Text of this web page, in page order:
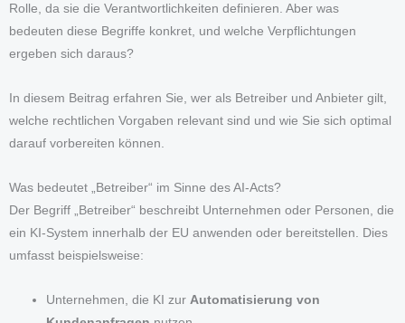
Rolle, da sie die Verantwortlichkeiten definieren. Aber was
bedeuten diese Begriffe konkret, und welche Verpflichtungen
ergeben sich daraus?
In diesem Beitrag erfahren Sie, wer als Betreiber und Anbieter gilt,
welche rechtlichen Vorgaben relevant sind und wie Sie sich optimal
darauf vorbereiten können.
Was bedeutet „Betreiber“ im Sinne des AI-Acts?
Der Begriff „Betreiber“ beschreibt Unternehmen oder Personen, die
ein KI-System innerhalb der EU anwenden oder bereitstellen. Dies
umfasst beispielsweise:
Unternehmen, die KI zur Automatisierung von